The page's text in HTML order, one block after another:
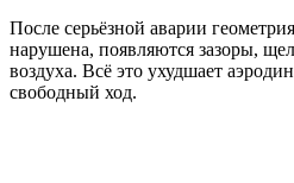
После серьёзной аварии
нарушена, появляются зазоры,
воздуха. Всё это ухудшает
свободный ход.